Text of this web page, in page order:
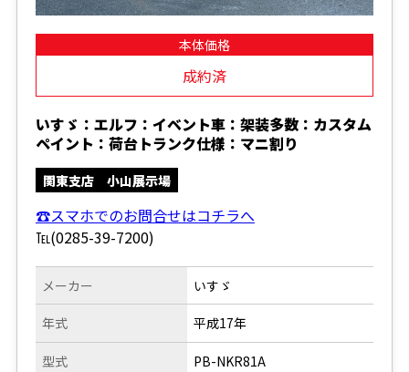
本体価格
成約済
いすゞ：エルフ：イベント車：架装多数：カスタム
ペイント：荷台トランク仕様：マニ割り
関東支店 小山展示場
☎スマホでのお問合せはコチラへ
℡(0285-39-7200)
メーカー
年式
型式
いすゞ
平成17年
PB-NKR81A